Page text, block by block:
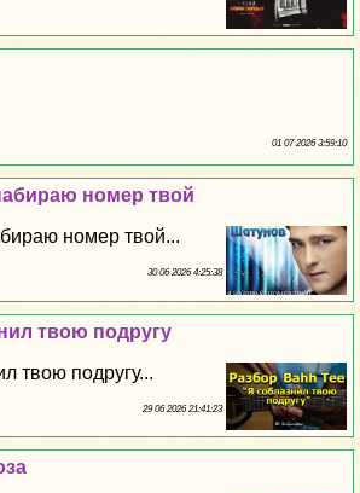
01 07 2026 3:59:10
номер твой
номер твой...
30 06 2026 4:25:38
твою подругу
твою подругу...
29 06 2026 21:41:23